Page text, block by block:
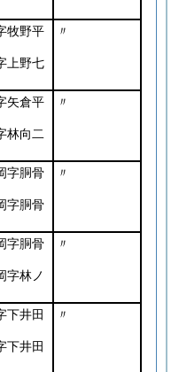
牧野平
上野七
〃
矢倉平
林向二
〃
字胴骨
字胴骨
〃
字胴骨
字林ノ
〃
下井田
下井田
〃